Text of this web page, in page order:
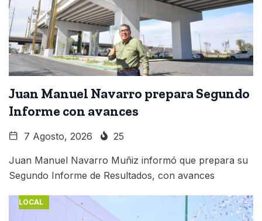
Juan Manuel Navarro prepara Segundo
Informe con avances
7 Agosto, 2026 25
Juan Manuel Navarro Muñiz informó que prepara su
Segundo Informe de Resultados, con avances
LOCAL